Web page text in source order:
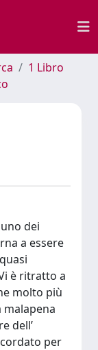
1 Libro
dei
a essere
è ritratto a
molto più
malapena
dell’
per